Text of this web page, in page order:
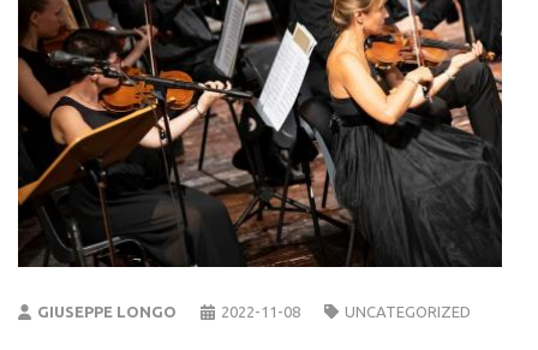
GIUSEPPE LONGO 2022-11-08 UNCATEGORIZED